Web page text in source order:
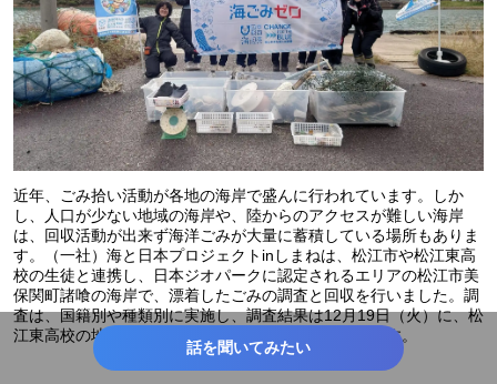
近年、ごみ拾い活動が各地の海岸で盛んに行われています。しか
し、人口が少ない地域の海岸や、陸からのアクセスが難しい海岸
は、回収活動が出来ず海洋ごみが大量に蓄積している場所もありま
す。（一社）海と日本プロジェクトinしまねは、松江市や松江東高
校の生徒と連携し、日本ジオパークに認定されるエリアの松江市美
保関町諸喰の海岸で、漂着したごみの調査と回収を行いました。調
査は、国籍別や種類別に実施し、調査結果は12月19日（火）に、松
江東高校の地域探究学習の成果として発表する予定です。
話を聞いてみたい